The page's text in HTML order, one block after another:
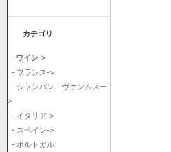
カテゴリ
ワイン->
- フランス->
- シャンパン・ヴァンムスー-
>
- イタリア->
- スペイン->
- ポルトガル